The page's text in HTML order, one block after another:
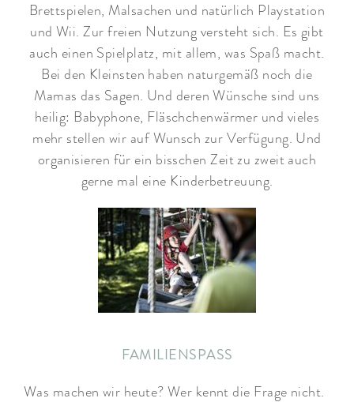
Brettspielen, Malsachen und natürlich Playstation
und Wii. Zur freien Nutzung versteht sich. Es gibt
auch einen Spielplatz, mit allem, was Spaß macht.
Bei den Kleinsten haben naturgemäß noch die
Mamas das Sagen. Und deren Wünsche sind uns
heilig: Babyphone, Fläschchenwärmer und vieles
mehr stellen wir auf Wunsch zur Verfügung. Und
organisieren für ein bisschen Zeit zu zweit auch
gerne mal eine Kinderbetreuung.
FAMILIENSPASS
Was machen wir heute? Wer kennt die Frage nicht.